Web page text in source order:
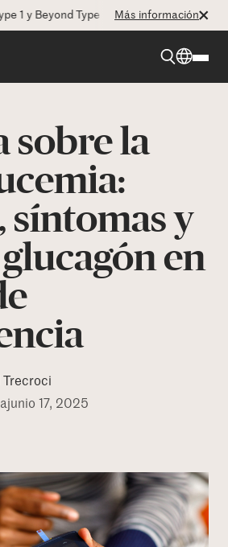
Beyond Type 2! La CEO Deborah Dugan
Más información
DONAR
sobre la
síntomas y
en
Trecroci
junio 17, 2025